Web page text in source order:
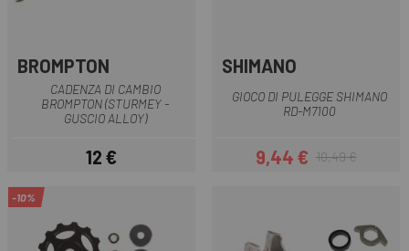
BROMPTON
CADENZA DI CAMBIO
BROMPTON (STURMEY -
GUSCIO ALLOY)
Prezzo
12 €
SHIMANO
GIOCO DI PULEGGE SHIMANO
RD-M7100
Prezzo
9,44 €Prezzo base
10,49 €
-10%